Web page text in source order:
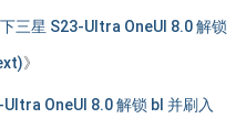
三星 S23-Ultra OneUI 8.0 解锁
》
OneUI 8.0 解锁 bl 并刷入